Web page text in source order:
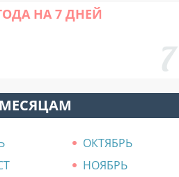
НА 7 ДНЕЙ
ОКТЯБРЬ
НОЯБРЬ